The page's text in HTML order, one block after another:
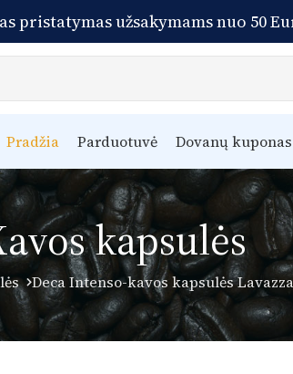
pristatymas užsakymams nuo 50
Pradžia Parduotuvė Dovanų kuponas
kapsulės
Deca Intenso-kavos kapsulės